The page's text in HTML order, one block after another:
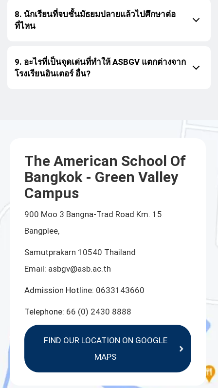
8. นักเรียนที่จบชั้นมัธยมปลายแล้วไปศึกษาต่อ
ที่ไหน
9. อะไรที่เป็นจุดเด่นที่ทำให้ ASBGV แตกต่างจาก
โรงเรียนอินเตอร์ อื่น?
The American School Of
Bangkok - Green Valley
Campus
900 Moo 3 Bangna-Trad Road Km. 15
Bangplee,
Samutprakarn 10540 Thailand
Email: asbgv@asb.ac.th
Admission Hotline: 0633143660
Telephone: 66 (0) 2430 8888
FIND OUR LOCATION ON GOOGLE
MAPS